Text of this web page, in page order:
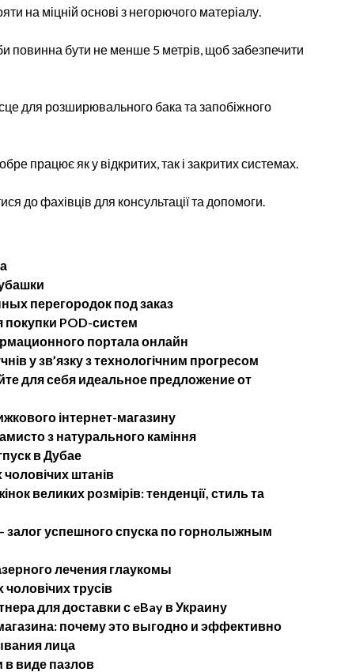
на міцній основі з негорючого матеріалу.
повинна бути не менше 5 метрів, щоб забезпечити
для розширювального бака та запобіжного
працює як у відкритих, так і закритих системах.
до фахівців для консультації та допомоги.
перегородок под заказ
POD-систем
портала онлайн
у зв’язку з технологічним прогресом
для себя идеальное предложение от
інтернет-магазину
з натурального каміння
в Дубае
штанів
великих розмірів: тенденції, стиль та
залог успешного спуска по горнолыжным
лечения глаукомы
чоловічих трусів
для доставки с eBay в Украину
почему это выгодно и эффективно
лица
виде пазлов